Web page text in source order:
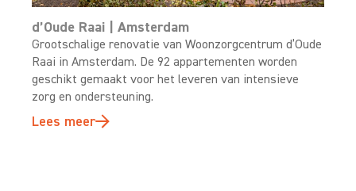
d’Oude Raai | Amsterdam
Grootschalige renovatie van Woonzorgcentrum d’Oude
Raai in Amsterdam. De 92 appartementen worden
geschikt gemaakt voor het leveren van intensieve
zorg en ondersteuning.
Lees meer